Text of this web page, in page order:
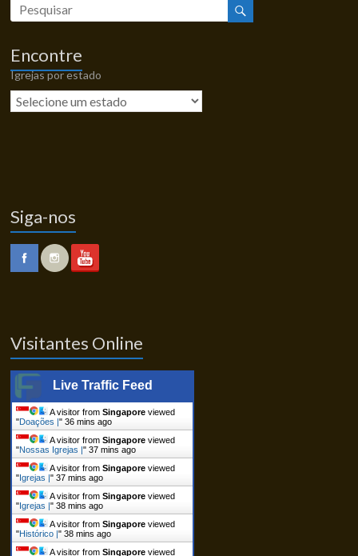
Encontre
Igrejas por estado
Siga-nos
Visitantes Online
Live Traffic Feed
A visitor fromSingapore viewed
"Doações |"36 mins ago
A visitor fromSingapore viewed
"Nossas Igrejas |"37 mins ago
A visitor fromSingapore viewed
"Igrejas |"37 mins ago
A visitor fromSingapore viewed
"Igrejas |"38 mins ago
A visitor fromSingapore viewed
"Histórico |"38 mins ago
A visitor fromSingapore viewed